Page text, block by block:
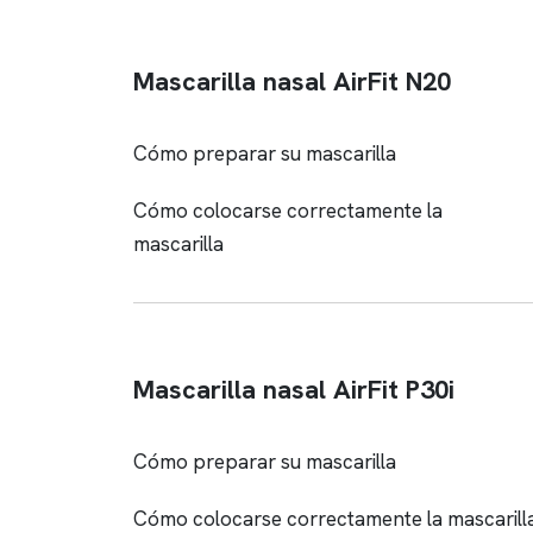
Mascarilla nasal AirFit N20
Cómo preparar su mascarilla
Cómo colocarse correctamente la
mascarilla
Mascarilla nasal AirFit P30i
Cómo preparar su mascarilla
Cómo colocarse correctamente la